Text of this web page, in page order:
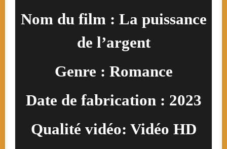
Nom du film : La puissance
de l’argent
Genre : Romance
Date de fabrication : 2023
Qualité vidéo: Vidéo HD